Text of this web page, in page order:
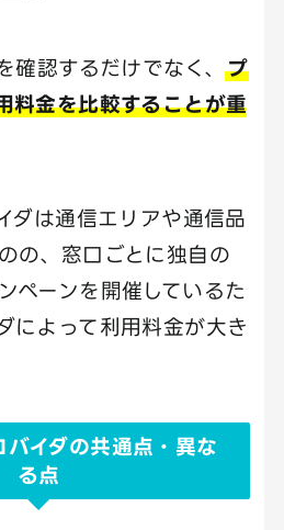
確認するだけでなく、プ
料金を比較することが重
は通信エリアや通信品
の、窓口ごとに独自の
ペーンを開催しているた
によって利用料金が大き
イダの共通点・異な
る点